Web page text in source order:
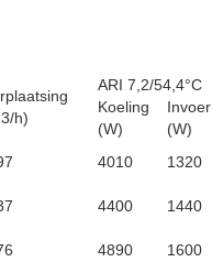
h)
ARI 7,2/54,4°C
Koeling
(W)
Invoer
(W)
4010 1320
4400 1440
4890 1600